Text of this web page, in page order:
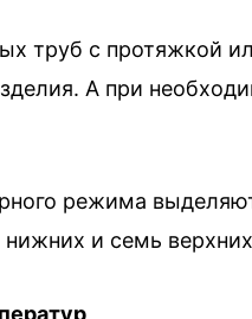
труб с протяжкой
А при
режима
и семь